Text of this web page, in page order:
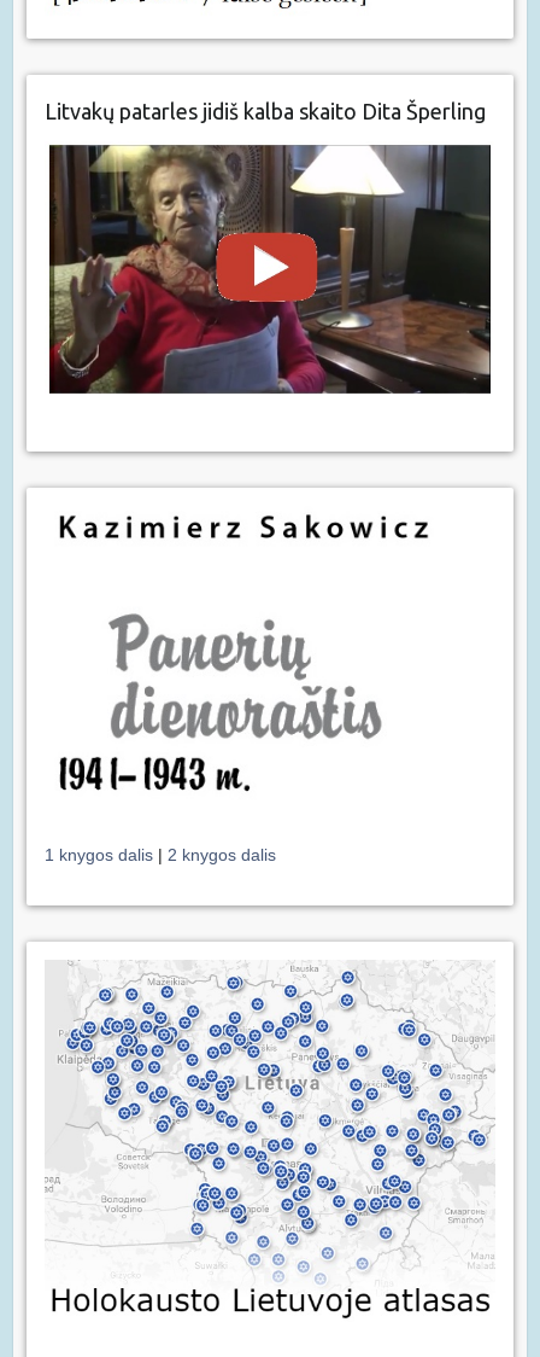
Litvakų patarles jidiš kalba skaito Dita Šperling
1 knygos dalis | 2 knygos dalis